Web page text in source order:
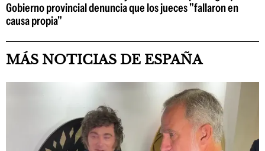
Gobierno provincial denuncia que los jueces "fallaron en
causa propia"
MÁS NOTICIAS DE ESPAÑA